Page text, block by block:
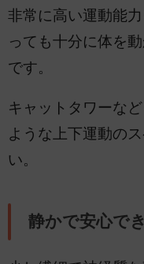
非常に高い運動能
っても十分に体を
です。
キャットタワーな
ような上下運動の
い。
静かで安心で